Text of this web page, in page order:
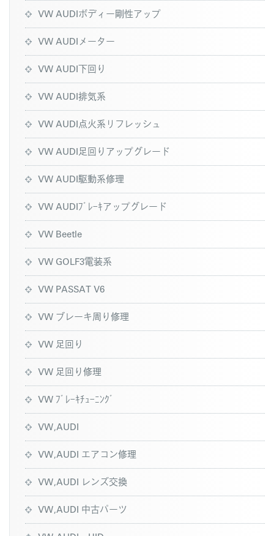
VW AUDIボディー剛性アップ
VW AUDIメーター
VW AUDI下回り
VW AUDI排気系
VW AUDI点火系リフレッシュ
VW AUDI足回りアップグレード
VW AUDI駆動系修理
VW AUDIﾌﾞﾚｰｷアップグレード
VW Beetle
VW GOLF3電装系
VW PASSAT V6
VW ブレーキ周り修理
VW 足回り
VW 足回り修理
VW ﾌﾞﾚｰｷﾁｭｰﾆﾝｸﾞ
VW,AUDI
VW,AUDI エアコン修理
VW,AUDI レンズ交換
VW,AUDI 中古パーツ